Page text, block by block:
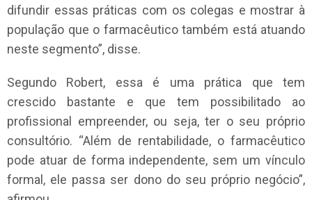
difundir essas práticas com os colegas e mostrar à
população que o farmacêutico também está atuando
neste segmento”, disse.
Segundo Robert, essa é uma prática que tem
crescido bastante e que tem possibilitado ao
profissional empreender, ou seja, ter o seu próprio
consultório. “Além de rentabilidade, o farmacêutico
pode atuar de forma independente, sem um vínculo
formal, ele passa ser dono do seu próprio negócio”,